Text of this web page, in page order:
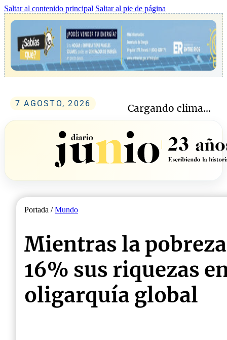
Saltar al contenido principal Saltar al pie de página
7 AGOSTO, 2026 Cargando clima...
Portada /Mundo
Mientras la
16% sus riquezas
oligarquía global